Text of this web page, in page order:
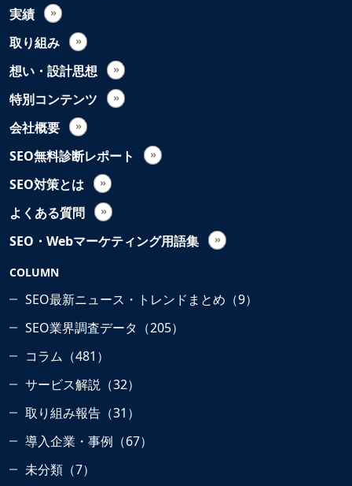
実績
取り組み
想い・設計思想
特別コンテンツ
会社概要
SEO無料診断レポート
SEO対策とは
よくある質問
SEO・Webマーケティング用語集
COLUMN
SEO最新ニュース・トレンドまとめ（9）
SEO業界調査データ（205）
コラム（481）
サービス解説（32）
取り組み報告（31）
導入企業・事例（67）
未分類（7）